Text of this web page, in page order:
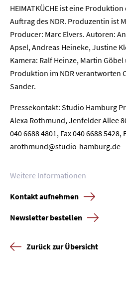
HEIMATKÜCHE ist eine
Auftrag des NDR. Produzentin ist
Producer: Marc Elvers. Autoren:
Apsel, Andreas Heineke, Justine
Kamera: Ralf Heinze, Martin
Produktion im NDR verantworten
Sander.
Pressekontakt: Studio Hamburg
Alexa Rothmund, Jenfelder Allee
040 6688 4801, Fax 040 6688 5428,
arothmund@studio-hamburg.de
Weitere Informationen
Kontakt aufnehmen
Newsletter bestellen
Zurück zur Übersicht
Unternehmen
Presse
Karriere
Kontakt
Newsletter Datenschutz